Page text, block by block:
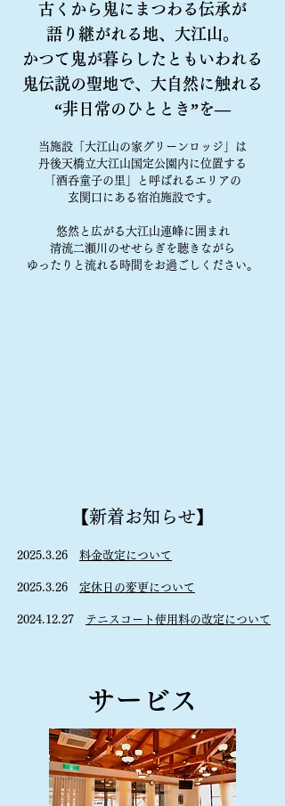
古くから鬼にまつわる伝承が
語り継がれる地、大江山。
かつて鬼が暮らしたともいわれる
鬼伝説の聖地で、大自然に触れる
“非日常のひととき”を―
当施設「大江山の家グリーンロッジ」は
丹後天橋立大江山国定公園内に位置する
「酒呑童子の里」と呼ばれるエリアの
玄関口にある宿泊施設です。
悠然と広がる大江山連峰に囲まれ
清流二瀬川のせせらぎを聴きながら
ゆったりと流れる時間をお過ごしください。
【新着お知らせ】​
2025.3.26 料金改定について
2025.3.26 定休日の変更について
2024.12.27 テニスコート使用料の改定について
​サービス